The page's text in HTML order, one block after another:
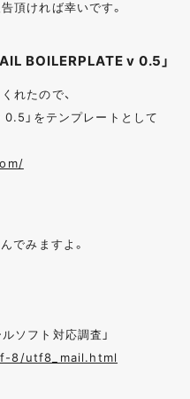
頂ければ幸いです。
BOILERPLATE v 0.5」
れたので、
」をテンプレートとして
でみますよ。
ソフト対応調査」
8/utf8_mail.html